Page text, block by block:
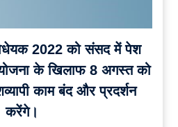
2022 को संसद में पेश
के खिलाफ 8 अगस्त को
काम बंद और प्रदर्शन
करेंगे।